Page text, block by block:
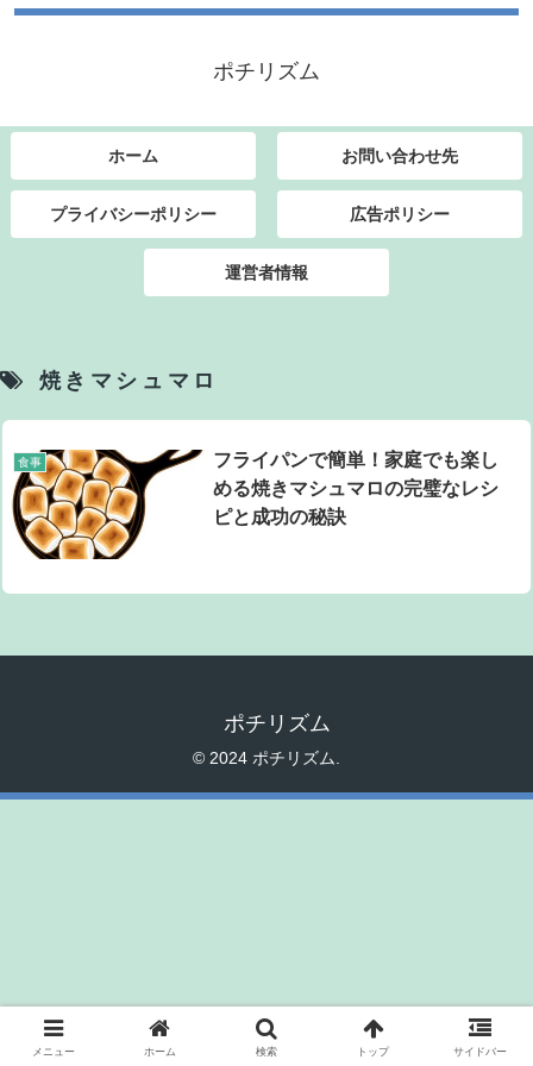
ポチリズム
ホーム お問い合わせ先
プライバシーポリシー 広告ポリシー
運営者情報
焼きマシュマロ
食事
フライパンで簡単！家庭でも楽し
める焼きマシュマロの完璧なレシ
ピと成功の秘訣
ポチリズム
© 2024 ポチリズム.
メニュー ホーム 検索 トップ サイドバー